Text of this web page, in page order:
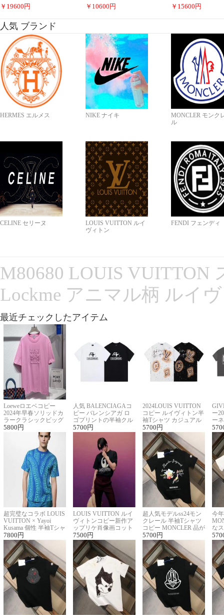
￥ 19600 円 ￥ 10600 円 ￥ 15600 円
人気 ブランド
HERMES エルメス NIKE ナイキ
MONCLER モンク
ル
CELINE セリーヌ
LOUIS VUITTON ルイ
ヴィトン
FENDI フェンディ
M80680 LOUIS VUITTON
Lockme アニマル柄 ルイ
最近チェックしたアイテム
Loeweロエベコピー
2024年早春ソリッドカ
ラークラシックビッグ
ロゴ刺繍Tシャツ
5800 円
人気 BALENCIAGAコ
ピー バレンシアガ ロ
ゴプリントの半袖クル
ーネックTシャツ
5700 円
2024LOUIS VUITTON
コピー ルイヴィトン半
袖Tシャツ カジュアル
に馴染む 2色展開
5700 円
ー
ー
ー
超完璧なコラボ LOUIS
VUITTON × Yayoi
Kusama 個性 半袖Tシャ
ツコピー男女兼用
7800 円
LOUIS VUITTON ルイ
ヴィトンコピー新作ア
ップリケ肖像画コット
ンニット半袖Tシャツ
7500 円
超人気モデルss24モン
クレール 半袖Tシャツ
コピー MONCLER 品が
良く見た目
5700 円
今
な
ル